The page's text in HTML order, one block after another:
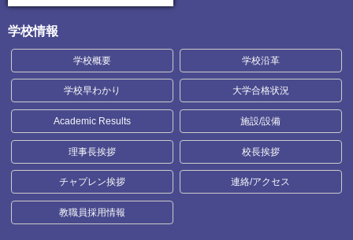
学校情報
学校概要 学校沿革
学校早わかり 大学合格状況
Academic Results 施設/設備
理事長挨拶 校長挨拶
チャプレン挨拶 連絡/アクセス
教職員採用情報